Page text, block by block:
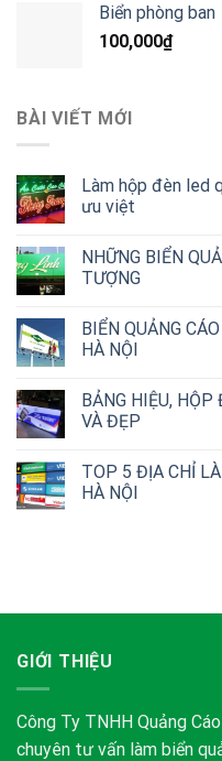
Biển phòng ban
100,000₫
BÀI VIẾT MỚI
Làm hộp đèn led
ưu việt
NHỮNG BIỂN
TƯỢNG
BIỂN QUẢNG
HÀ NỘI
BẢNG HIỆU,
VÀ ĐẸP
TOP 5 ĐỊA CHỈ
HÀ NỘI
GIỚI THIỆU
Công Ty TNHH Quảng
chuyên tư vấn làm biển